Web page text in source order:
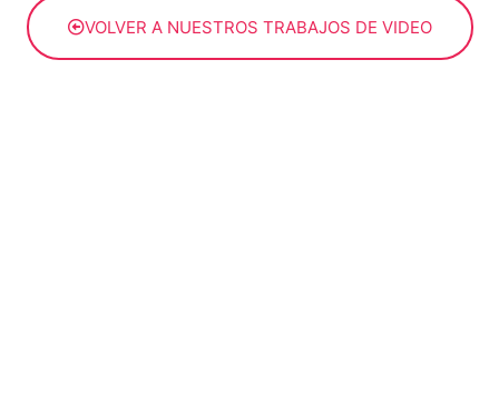
VOLVER A NUESTROS TRABAJOS DE VIDEO